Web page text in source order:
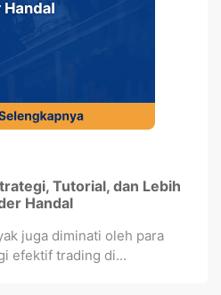
Tutorial, dan Lebih
Handal
juga diminati oleh para
efektif trading di...